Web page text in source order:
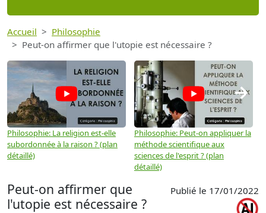
Accueil
Philosophie
Peut-on affirmer que l'utopie est nécessaire ?
Philosophie: La religion est-elle
subordonnée à la raison ? (plan
détaillé)
Philosophie: Peut-on appliquer la
méthode scientifique aux
sciences de l'esprit ? (plan
détaillé)
→
Peut-on affirmer que
l'utopie est nécessaire ?
Publié le 17/01/2022